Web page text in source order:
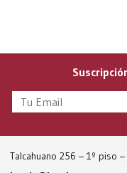
Talcahuano 256 – 1º piso –